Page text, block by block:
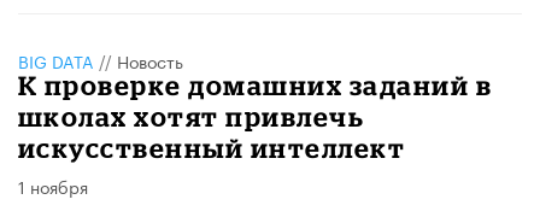
BIG DATA // Новость
К проверке домашних заданий в
школах хотят привлечь
искусственный интеллект
1 ноября